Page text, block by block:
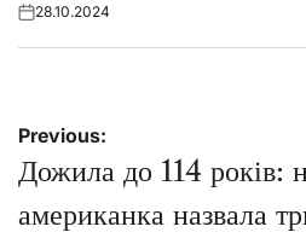
Posted
28.10.2024
Навігація
записів
Previous:
Дожила до 114 років:
американка назвала